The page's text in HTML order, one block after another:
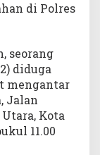
di Polres
seorang
diduga
mengantar
Jalan
Kota
11.00